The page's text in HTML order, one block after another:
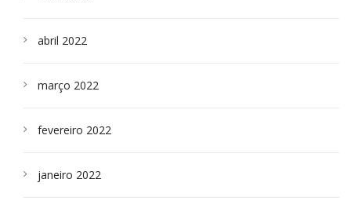
abril 2022
março 2022
fevereiro 2022
janeiro 2022